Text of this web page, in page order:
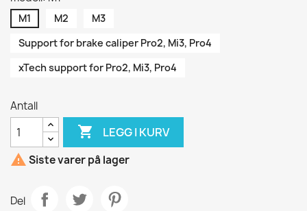
M1 M2
M3
Support for brake caliper Pro2, Mi3, Pro4
xTech support for Pro2, Mi3, Pro4
Antall
 LEGG I KURV
 Siste varer på lager
Del